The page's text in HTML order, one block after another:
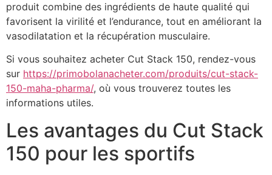
produit combine des ingrédients de haute qualité qui
favorisent la virilité et l’endurance, tout en améliorant la
vasodilatation et la récupération musculaire.
Si vous souhaitez acheter Cut Stack 150, rendez-vous
sur https://primobolanacheter.com/produits/cut-stack-
150-maha-pharma/, où vous trouverez toutes les
informations utiles.
Les avantages du Cut Stack
150 pour les sportifs